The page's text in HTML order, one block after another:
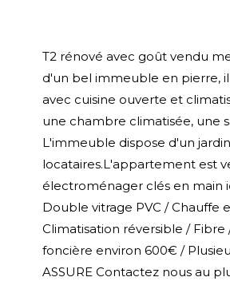
T2 rénové avec goût vendu
d'un bel immeuble en pierre,
avec cuisine ouverte et
une chambre climatisée, une
L'immeuble dispose d'un
locataires.L'appartement est
électroménager clés en main
Double vitrage PVC / Chauffe
Climatisation réversible /
foncière environ 600€ /
ASSURE Contactez nous au